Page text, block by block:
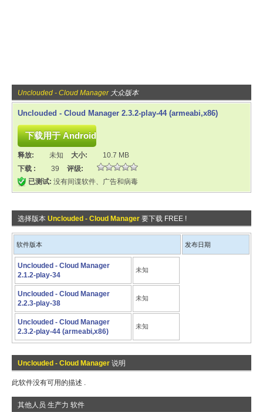
Unclouded - Cloud Manager大众版本
Unclouded - Cloud Manager 2.3.2-play-44 (armeabi,x86)
释放: 未知 大小:
10.7 MB
下载 :
39
评级:
已测试: 没有间谍软件、广告和病毒
选择版本 Unclouded - Cloud Manager 要下载 FREE !
软件版本 发布日期
Unclouded - Cloud Manager
2.1.2-play-34
未知
Unclouded - Cloud Manager
2.2.3-play-38
未知
Unclouded - Cloud Manager
2.3.2-play-44 (armeabi,x86)
未知
Unclouded - Cloud Manager 说明
此软件没有可用的描述 .
其他人员 生产力 软件